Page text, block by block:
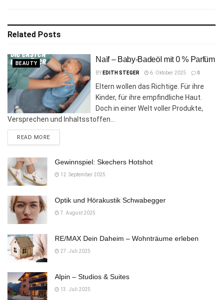
Related Posts
BEAUTY Naïf – Baby-Badeöl mit 0 % Parfüm
BY EDITH STEGER 6. Oktober 2025 0
Eltern wollen das Richtige. Für ihre
Kinder, für ihre empfindliche Haut.
Doch in einer Welt voller Produkte,
Versprechen und Inhaltsstoffen...
READ MOREDETAILS
Gewinnspiel: Skechers Hotshot
12. September 2025
Optik und Hörakustik Schwabegger
7. August 2025
RE/MAX Dein Daheim – Wohnträume erleben
27. Juli 2025
Alpin – Studios & Suites
13. Juli 2025